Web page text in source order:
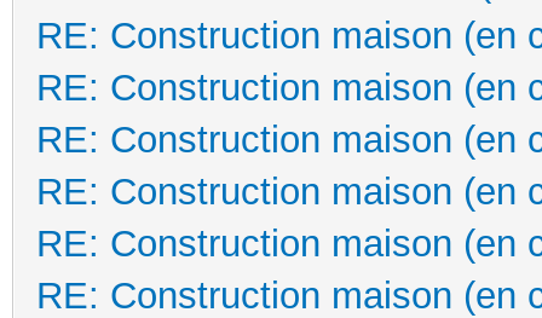
RE: Construction maison (en
RE: Construction maison (en
RE: Construction maison (en
RE: Construction maison (en
RE: Construction maison (en
RE: Construction maison (en